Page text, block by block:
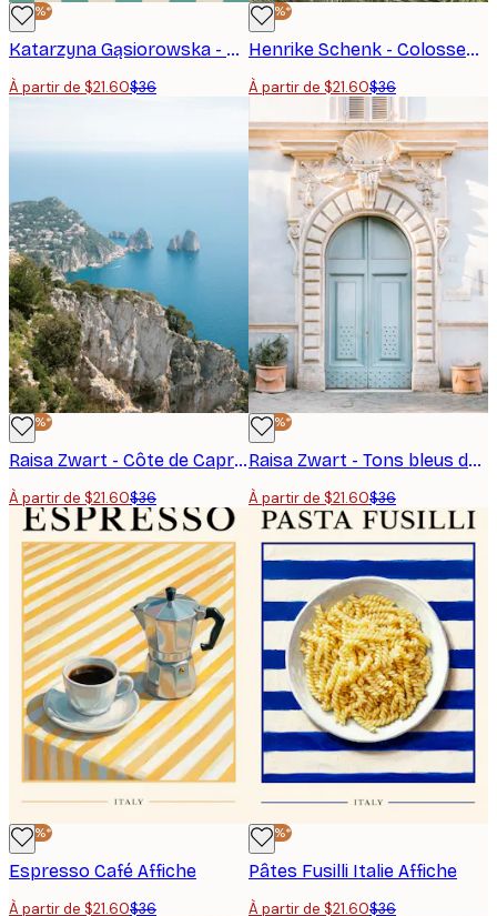
-40%*
Katarzyna Gąsiorowska - Sicilian Lemons Coastal Village Affiche
À partir de $21.60$36
-40%*
Henrike Schenk - Colosseum Vue Palmier Affiche
À partir de $21.60$36
-40%*
Raisa Zwart - Côte de Capri Italie Poster
À partir de $21.60$36
-40%*
Raisa Zwart - Tons bleus de Rome Poster
À partir de $21.60$36
-40%*
Espresso Café Affiche
À partir de $21.60$36
-40%*
Pâtes Fusilli Italie Affiche
À partir de $21.60$36